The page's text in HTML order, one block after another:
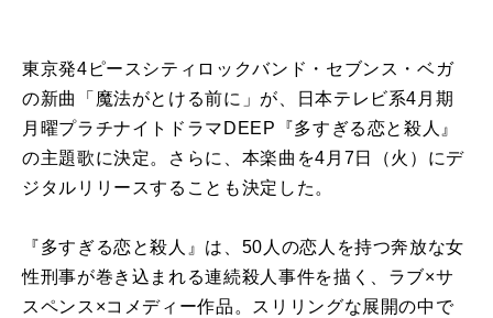
東京発4ピースシティロックバンド・セブンス・ベガ
の新曲「魔法がとける前に」が、日本テレビ系4月期
月曜プラチナイトドラマDEEP『多すぎる恋と殺人』
の主題歌に決定。さらに、本楽曲を4月7日（火）にデ
ジタルリリースすることも決定した。
『多すぎる恋と殺人』は、50人の恋人を持つ奔放な女
性刑事が巻き込まれる連続殺人事件を描く、ラブ×サ
スペンス×コメディー作品。スリリングな展開の中で